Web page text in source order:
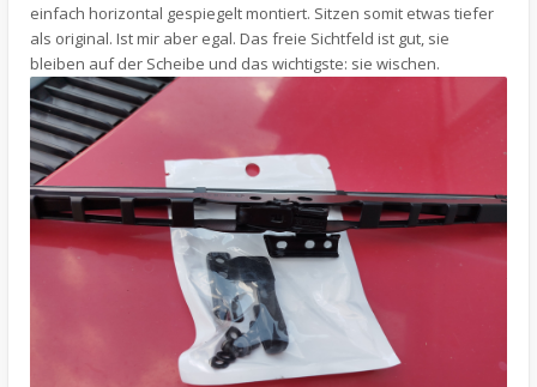
einfach horizontal gespiegelt montiert. Sitzen somit etwas tiefer
als original. Ist mir aber egal. Das freie Sichtfeld ist gut, sie
bleiben auf der Scheibe und das wichtigste: sie wischen.